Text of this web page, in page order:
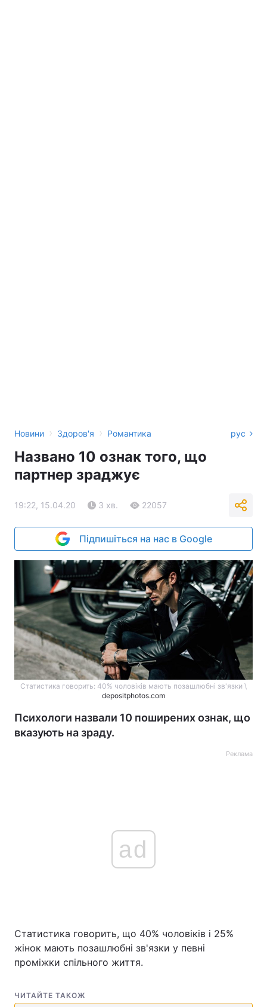
Новини › Здоров'я › Романтика рус
Названо 10 ознак того, що
партнер зраджує
19:22, 15.04.20 3 хв. 22057
Підпишіться на нас в Google
Статистика говорить: 40% чоловіків мають позашлюбні зв'язки \
depositphotos.com
Психологи назвали 10 поширених ознак, що
вказують на зраду.
Реклама
ad
Статистика говорить, що 40% чоловіків і 25%
жінок мають позашлюбні зв'язки у певні
проміжки спільного життя.
ЧИТАЙТЕ ТАКОЖ